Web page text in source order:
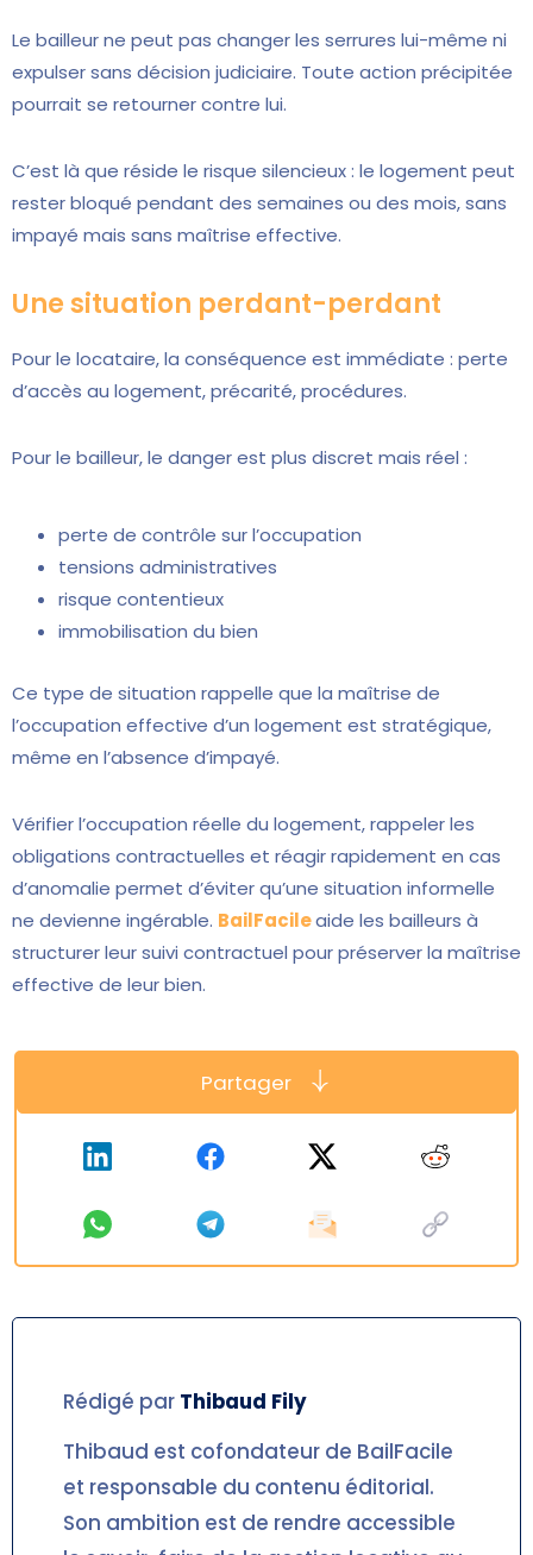
Le bailleur ne peut pas changer les serrures lui-même ni
expulser sans décision judiciaire. Toute action précipitée
pourrait se retourner contre lui.
C’est là que réside le risque silencieux : le logement peut
rester bloqué pendant des semaines ou des mois, sans
impayé mais sans maîtrise effective.
Une situation perdant-perdant
Pour le locataire, la conséquence est immédiate : perte
d’accès au logement, précarité, procédures.
Pour le bailleur, le danger est plus discret mais réel :
perte de contrôle sur l’occupation
tensions administratives
risque contentieux
immobilisation du bien
Ce type de situation rappelle que la maîtrise de
l’occupation effective d’un logement est stratégique,
même en l’absence d’impayé.
Vérifier l’occupation réelle du logement, rappeler les
obligations contractuelles et réagir rapidement en cas
d’anomalie permet d’éviter qu’une situation informelle
ne devienne ingérable. BailFacileaide les bailleurs à
structurer leur suivi contractuel pour préserver la maîtrise
effective de leur bien.
Partager
Rédigé par Thibaud Fily
Thibaud est cofondateur de BailFacile
et responsable du contenu éditorial.
Son ambition est de rendre accessible